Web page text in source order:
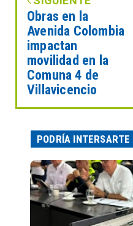
Obras en la
Avenida Colombia
impactan
movilidad en la
Comuna 4 de
Villavicencio
PODRÍA INTERSARTE